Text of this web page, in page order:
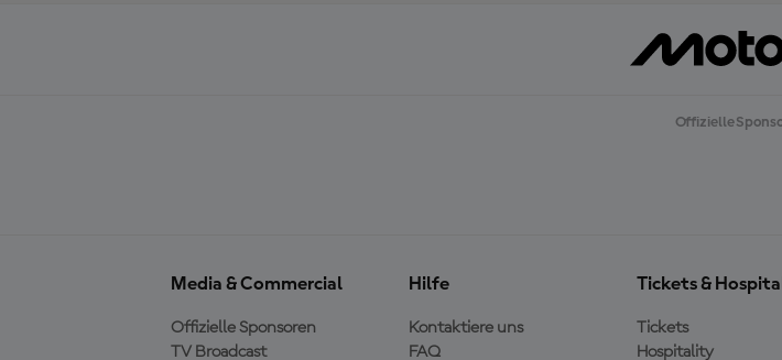
Offizielle
Media & Commercial
Offizielle Sponsoren
TV Broadcast
Hilfe
Kontaktiere uns
FAQ
Tickets &
Tickets
Hospitality